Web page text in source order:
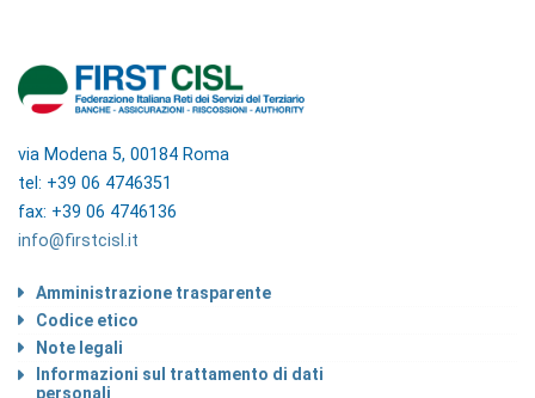
via Modena 5, 00184 Roma
tel: +39 06 4746351
fax: +39 06 4746136
info@firstcisl.it
Amministrazione trasparente
Codice etico
Note legali
Informazioni sul trattamento di dati
personali